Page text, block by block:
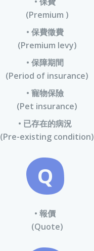
(Premium )
• 保費徵費
(Premium levy)
• 保障期間
(Period of insurance)
• 寵物保險
(Pet insurance)
• 已存在的病況
(Pre-existing condition)
Q
• 報價
(Quote)